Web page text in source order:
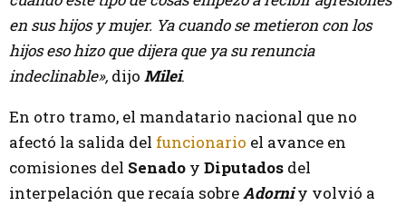
en sus hijos y mujer. Ya cuando se metieron con los
hijos eso hizo que dijera que ya su renuncia
indeclinable», dijo Milei.
En otro tramo, el mandatario nacional que no
afectó la salida del funcionario el avance en
comisiones del Senado y Diputados del
interpelación que recaía sobreAdorniy volvió a